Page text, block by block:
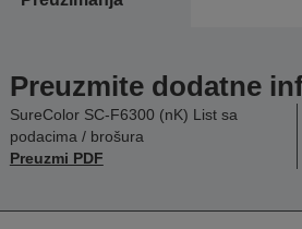
Preuzmite dodatne
SureColor SC-F6300 (nK) List sa
podacima / brošura
Preuzmi PDF